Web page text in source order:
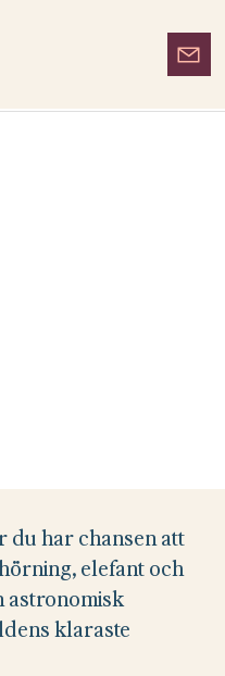
du har chansen att
elefant och
astronomisk
klaraste